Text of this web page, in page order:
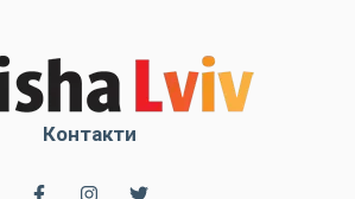
Контакти